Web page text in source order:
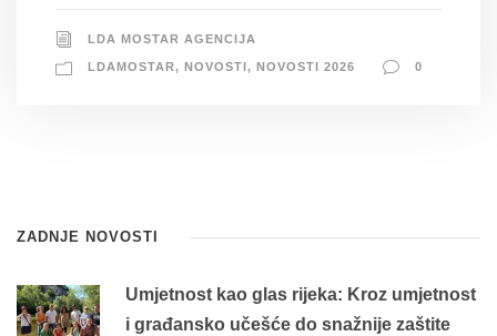
LDA MOSTAR AGENCIJA
LDAMOSTAR, NOVOSTI, NOVOSTI 2026 0
ZADNJE NOVOSTI
Umjetnost kao glas rijeka: Kroz umjetnost
i građansko učešće do snažnije zaštite